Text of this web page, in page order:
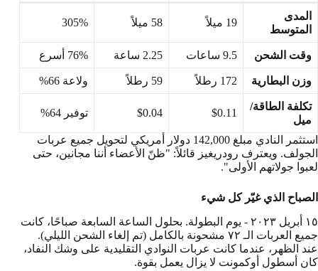
المدى
المتوسط
19 ميلاً 58 ميلاً 305%
وقت الشحن 9.5 ساعات 2.25 ساعة 76% أسرع
وزن البطارية 172 رطلاً 59 رطلاً ولاعة 66%
تكلفة الطاقة/
ميل
$0.11
$0.04 توفير 64%
استثمر النادي مبلغ 142,000 دولار أمريكي لتحويل جميع عربات
الجولف. ويعترف رودريغيز قائلاً: "ظنّ الأعضاء أننا مجانين، حتى
لعبوا جولاتهم الأولى".
الصباح الذي غيّر كل شيء
١٥ أبريل ٢٠٢٣ - يوم البطولة. بحلول الساعة السابعة صباحًا، كانت
جميع العربات الـ ٧٢ مشحونة بالكامل (تم إلغاء الشحن الليلي).
عند الظهر، عندما كانت عربات النوادي التقليدية على وشك النفاد،
كان أسطول أوكمونت لا يزال يعمل بقوة.